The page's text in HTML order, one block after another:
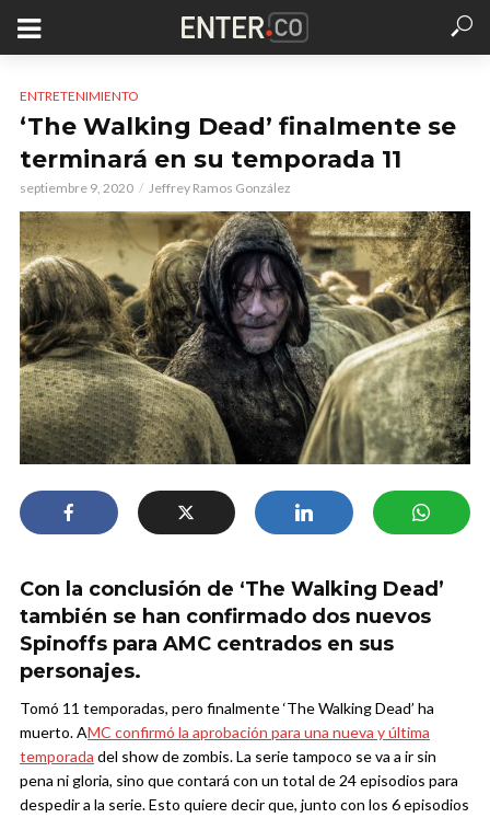
ENTRETENIMIENTO
‘The Walking Dead’ finalmente se
terminará en su temporada 11
septiembre 9, 2020 Jeffrey Ramos González
Con la conclusión de ‘The Walking Dead’
también se han confirmado dos nuevos
Spinoffs para AMC centrados en sus
personajes.
Tomó 11 temporadas, pero finalmente ‘The Walking Dead’ ha
muerto. AMC confirmó la aprobación para una nueva y última
temporada del show de zombis. La serie tampoco se va a ir sin
pena ni gloria, sino que contará con un total de 24 episodios para
despedir a la serie. Esto quiere decir que, junto con los 6 episodios